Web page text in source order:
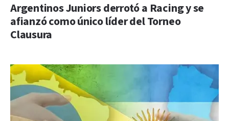
Argentinos Juniors derrotó a Racing y se
afianzó como único líder del Torneo
Clausura